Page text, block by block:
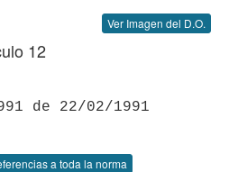
Ver Imagen del D.O.
12
de 22/02/1991
a toda la norma